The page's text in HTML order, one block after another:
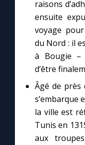
raisons
ensuite
voyage
du Nord : il
à Bougie –
d’être
Âgé de près
s’embarque
la ville est
Tunis en
aux